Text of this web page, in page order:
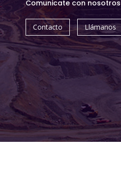
Comunicate con nosotros
Contacto Llámanos